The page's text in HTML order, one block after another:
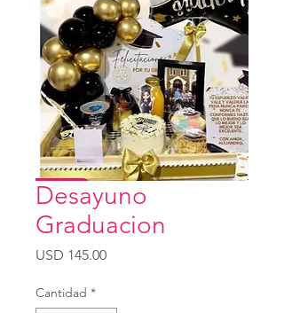
Desayuno
Graduacion
USD 145.00Precio
Cantidad *